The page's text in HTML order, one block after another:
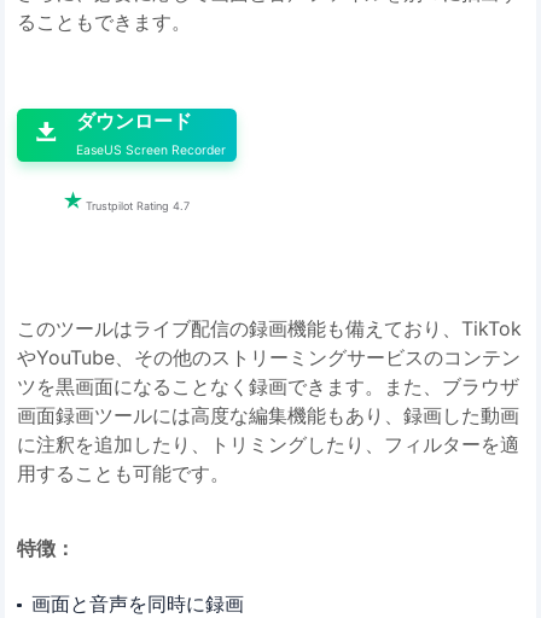
ることもできます。
 ダウンロード
EaseUS Screen Recorder
 Trustpilot Rating 4.7
このツールはライブ配信の録画機能も備えており、TikTok
やYouTube、その他のストリーミングサービスのコンテン
ツを黒画面になることなく録画できます。また、ブラウザ
画面録画ツールには高度な編集機能もあり、録画した動画
に注釈を追加したり、トリミングしたり、フィルターを適
用することも可能です。
特徴：
画面と音声を同時に録画